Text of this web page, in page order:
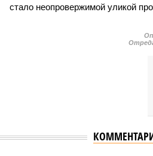
стало неопровержимой уликой